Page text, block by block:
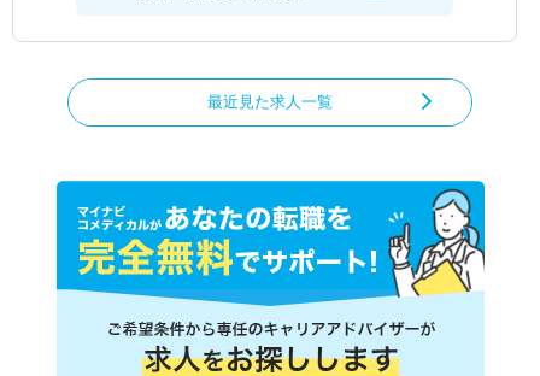
最近見た求人一覧